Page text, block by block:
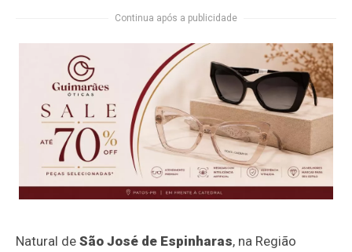
Continua após a publicidade
Natural deSão José de Espinharas, na Região